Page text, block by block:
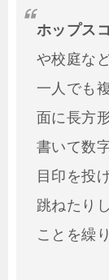
ホップス
や校庭な
一人でも
面に長方
書いて数
目印を投
跳ねたり
ことを繰